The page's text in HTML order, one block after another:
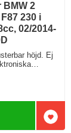
BMW 2
230 i
02/2014-
höjd. Ej